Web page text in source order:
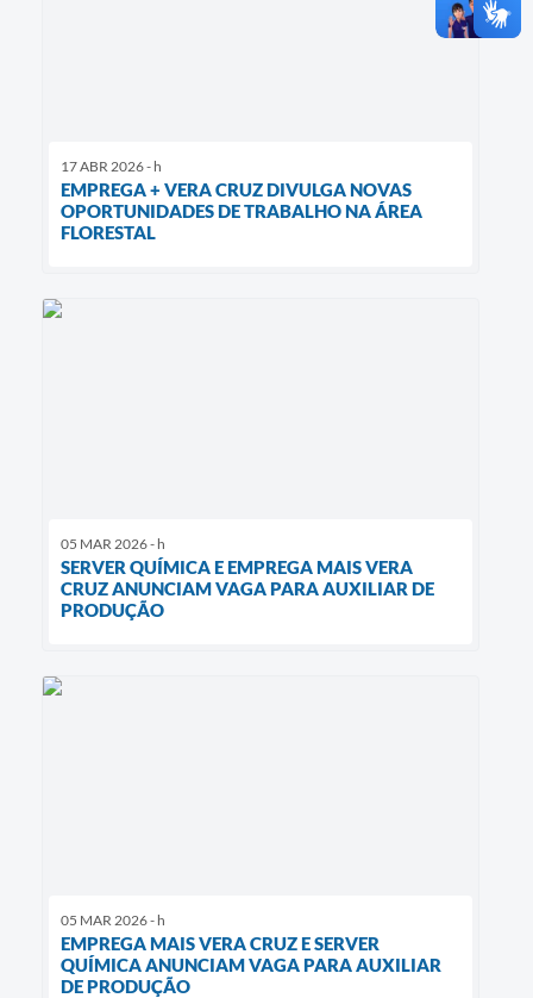
17 ABR 2026 - h
EMPREGA + VERA CRUZ DIVULGA NOVAS
OPORTUNIDADES DE TRABALHO NA ÁREA
FLORESTAL
05 MAR 2026 - h
SERVER QUÍMICA E EMPREGA MAIS VERA
CRUZ ANUNCIAM VAGA PARA AUXILIAR DE
PRODUÇÃO
05 MAR 2026 - h
EMPREGA MAIS VERA CRUZ E SERVER
QUÍMICA ANUNCIAM VAGA PARA AUXILIAR
DE PRODUÇÃO